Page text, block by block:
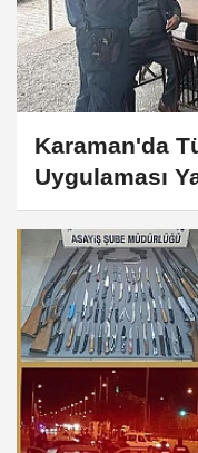
Karaman'da
Uygulaması